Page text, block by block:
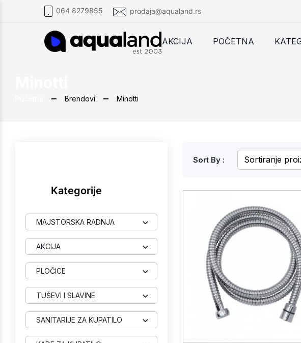
064 8279855 prodaja@aqualand.rs
AKCIJA POČETNA
Brendovi Minotti
Kategorije
MAJSTORSKA RADNJA
AKCIJA
PLOČICE
TUŠEVI I SLAVINE
SANITARIJE ZA KUPATILO
Sort By :